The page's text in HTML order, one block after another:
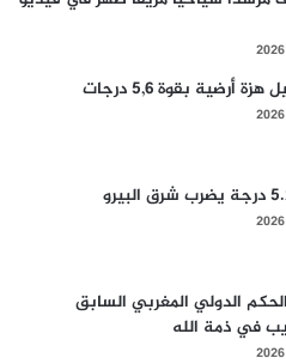
أرضية بقوة 5,6 درجات
الدولي المغربي السابق
في ذمة الله